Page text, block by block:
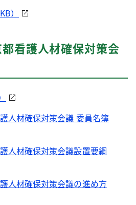
）
看護人材確保対策会
人材確保対策会議 委員名簿
人材確保対策会議設置要綱
人材確保対策会議の進め方